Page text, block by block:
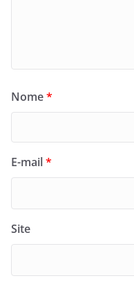
Nome*
E-mail*
Site